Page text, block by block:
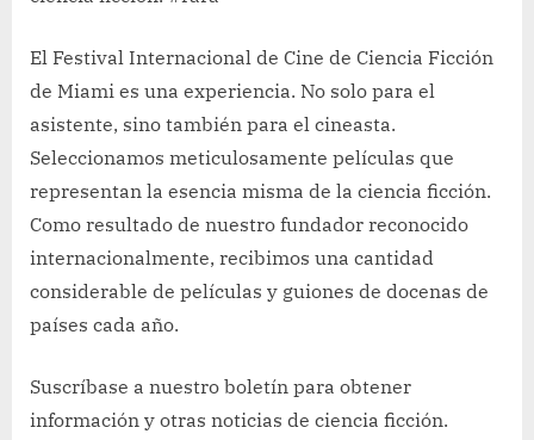
El Festival Internacional de Cine de Ciencia Ficción
de Miami es una experiencia. No solo para el
asistente, sino también para el cineasta.
Seleccionamos meticulosamente películas que
representan la esencia misma de la ciencia ficción.
Como resultado de nuestro fundador reconocido
internacionalmente, recibimos una cantidad
considerable de películas y guiones de docenas de
países cada año.
Suscríbase a nuestro boletín para obtener
información y otras noticias de ciencia ficción.